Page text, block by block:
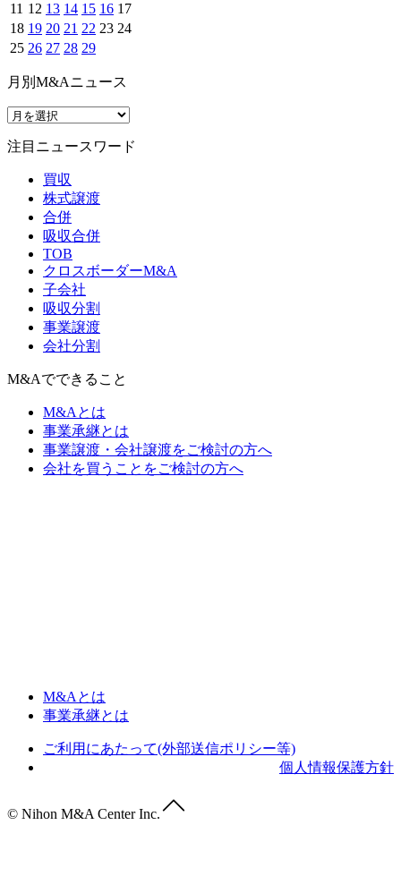
11 12 13 14 15 16 17
18 19 20 21 22 23 24
25 26 27 28 29
月別M&Aニュース
注目ニュースワード
買収
株式譲渡
合併
吸収合併
TOB
クロスボーダーM&A
子会社
吸収分割
事業譲渡
会社分割
M&Aでできること
M&Aとは
事業承継とは
事業譲渡・会社譲渡をご検討の方へ
会社を買うことをご検討の方へ
M&Aとは
事業承継とは
ご利用にあたって(外部送信ポリシー等)
個人情報保護方針
© Nihon M&A Center Inc.